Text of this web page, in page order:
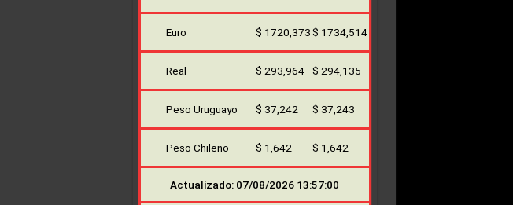
Euro $ 1720,373$ 1734,514
Real $ 293,964 $ 294,135
Peso Uruguayo $ 37,242 $ 37,243
Peso Chileno $ 1,642 $ 1,642
Actualizado: 07/08/2026 13:57:00